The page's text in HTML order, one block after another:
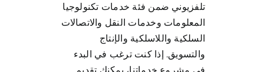
تلفزيوني ضمن فئة خدمات تكنولوجيا
المعلومات وخدمات النقل والاتصالات
السلكية واللاسلكية والإنتاج
والتسويق. إذا كنت ترغب في البدء
في مشروع خدماتنا، يمكنك تقديم